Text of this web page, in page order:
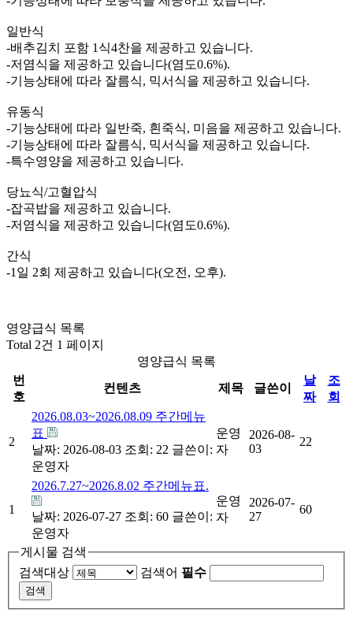
일반식
-배추김치 포함 1식4찬을 제공하고 있습니다.
-저염식을 제공하고 있습니다(염도0.6%).
-기능상태에 따라 잘름식, 믹서식을 제공하고 있습니다.
유동식
-기능상태에 따라 일반죽, 흰죽식, 미음을 제공하고 있습니다.
-기능상태에 따라 잘름식, 믹서식을 제공하고 있습니다.
-특수영양을 제공하고 있습니다.
당뇨식/고혈압식
-잡곡밥을 제공하고 있습니다.
-저염식을 제공하고 있습니다(염도0.6%).
간식
-1일 2회 제공하고 있습니다(오전, 오후).
영양급식 목록
Total 2건 1 페이지
영양급식 목록
번
호
컨텐츠 제목 글쓴이
날
짜
조
회
2
2026.08.03~2026.08.09 주간메뉴
표
날짜: 2026-08-03 조회: 22 글쓴이:
운영자
운영
자
2026-08-
03
22
1
2026.7.27~2026.8.02 주간메뉴표.
날짜: 2026-07-27 조회: 60 글쓴이:
운영자
운영
자
2026-07-
27
60
게시물 검색
검색대상
검색어 필수